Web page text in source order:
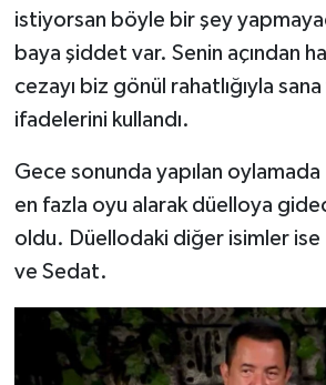
istiyorsan böyle bir şey
baya şiddet var. Senin açından
cezayı biz gönül rahatlığıyla
ifadelerini kullandı.
Gece sonunda yapılan oylamada
en fazla oyu alarak düelloya
oldu. Düellodaki diğer isimler ise
ve Sedat.